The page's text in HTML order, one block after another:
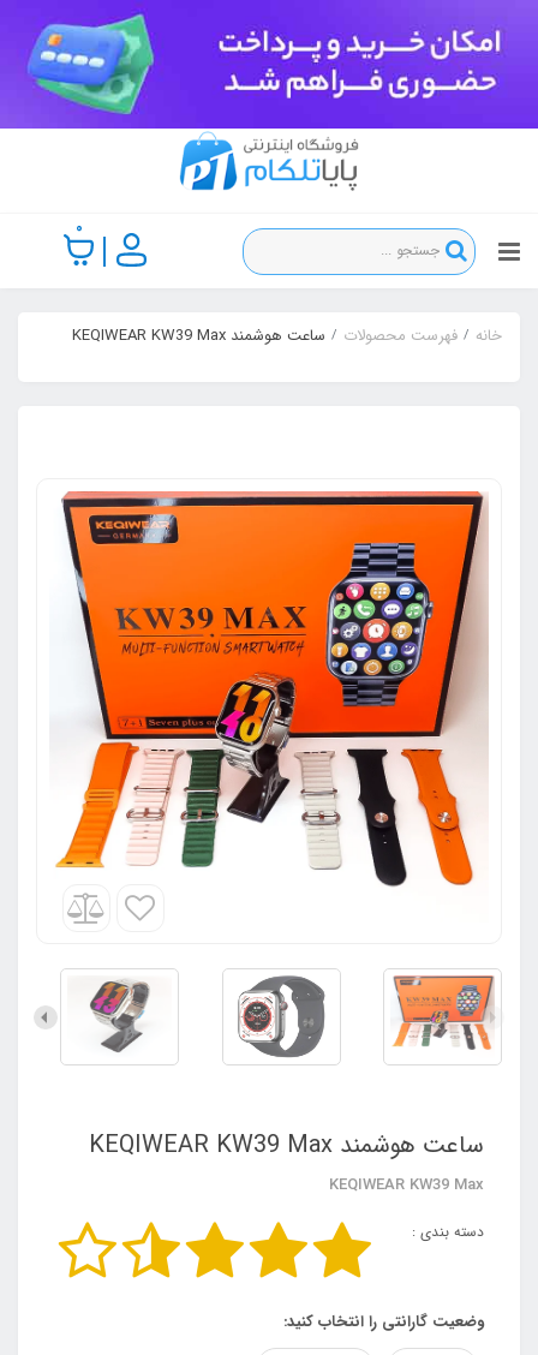
0
خانه فهرست محصولات ساعت هوشمند KEQIWEAR KW39 Max
ساعت هوشمند KEQIWEAR KW39 Max
KEQIWEAR KW39 Max
دسته بندی :
وضعیت گارانتی را انتخاب کنید: